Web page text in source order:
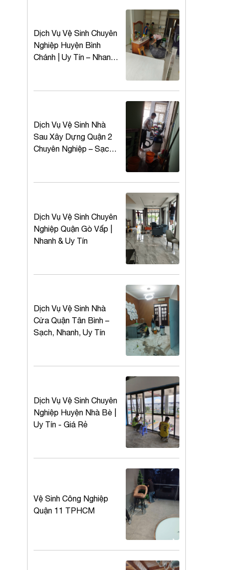
Dịch Vụ Vệ Sinh Chuyên
Nghiệp Huyện Bình
Chánh | Uy Tín – Nhanh
Dịch Vụ Vệ Sinh Nhà
Sau Xây Dựng Quận 2
Chuyên Nghiệp – Sạch
Dịch Vụ Vệ Sinh Chuyên
Nghiệp Quận Gò Vấp |
Nhanh & Uy Tín
Dịch Vụ Vệ Sinh Nhà
Cửa Quận Tân Bình –
Sạch, Nhanh, Uy Tín
Dịch Vụ Vệ Sinh Chuyên
Nghiệp Huyện Nhà Bè |
Uy Tín - Giá Rẻ
Vệ Sinh Công Nghiệp
Quận 11 TPHCM